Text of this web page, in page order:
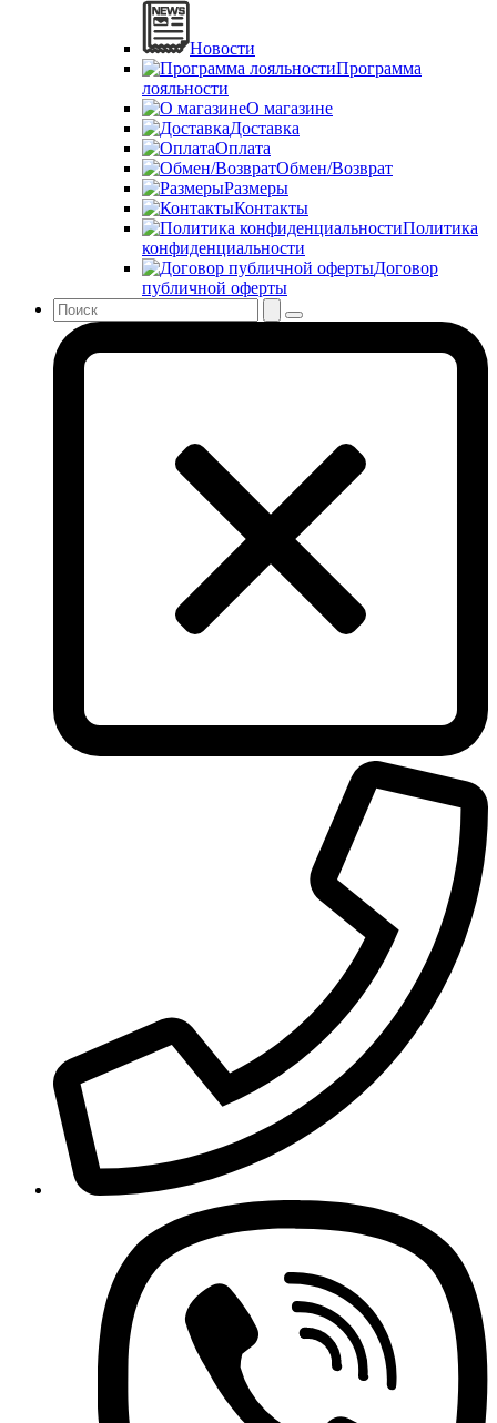
Новости
Программа
лояльности
О магазине
Доставка
Оплата
Обмен/Возврат
Размеры
Контакты
Политика
конфиденциальности
Договор
публичной оферты